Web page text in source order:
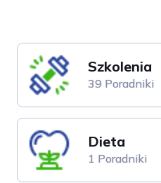
Szkolenia
39 Poradniki
Dieta
1 Poradniki